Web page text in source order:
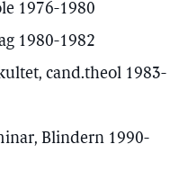
1976-1980
1980-1982
cand.theol 1983-
Blindern 1990-